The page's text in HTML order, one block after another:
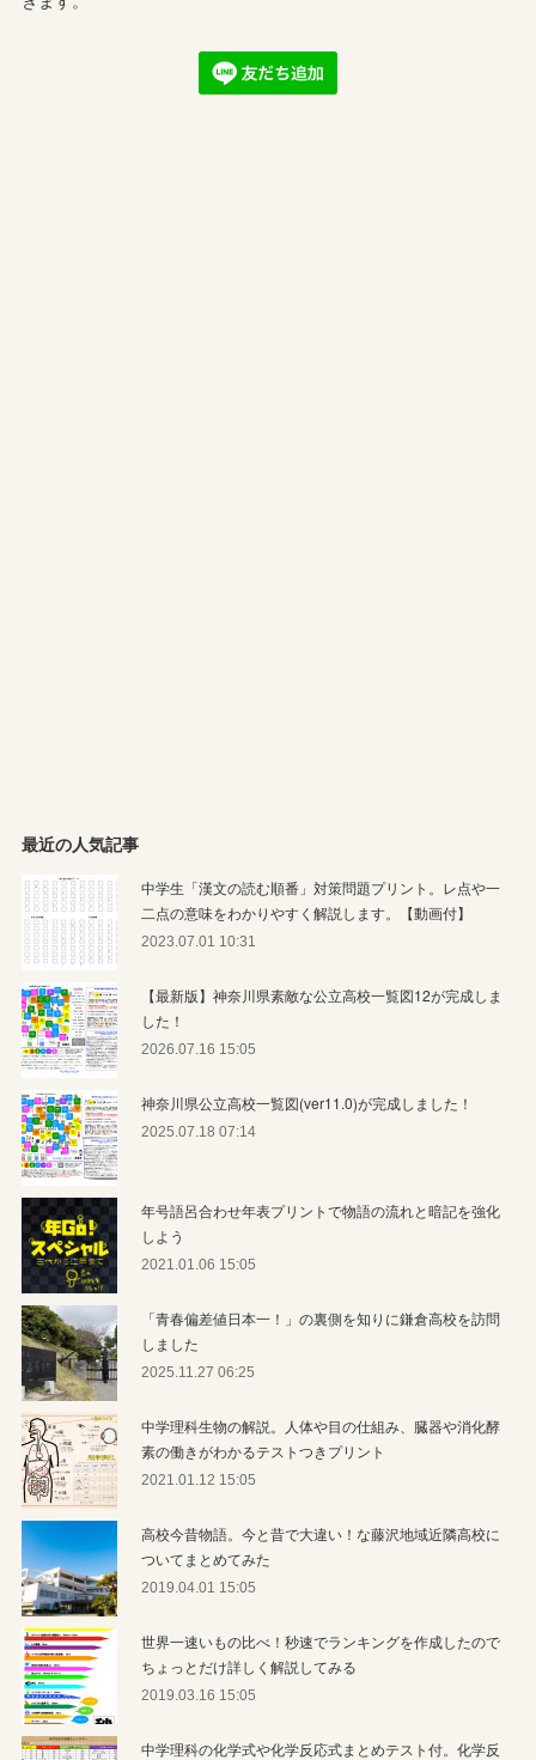
最近の人気記事
中学生「漢文の読む順番」対策問題プリント。レ点や一
二点の意味をわかりやすく解説します。【動画付】
2023.07.01 10:31
【最新版】神奈川県素敵な公立高校一覧図12が完成しま
した！
2026.07.16 15:05
神奈川県公立高校一覧図(ver11.0)が完成しました！
2025.07.18 07:14
年号語呂合わせ年表プリントで物語の流れと暗記を強化
しよう
2021.01.06 15:05
「青春偏差値日本一！」の裏側を知りに鎌倉高校を訪問
しました
2025.11.27 06:25
中学理科生物の解説。人体や目の仕組み、臓器や消化酵
素の働きがわかるテストつきプリント
2021.01.12 15:05
高校今昔物語。今と昔で大違い！な藤沢地域近隣高校に
ついてまとめてみた
2019.04.01 15:05
世界一速いもの比べ！秒速でランキングを作成したので
ちょっとだけ詳しく解説してみる
2019.03.16 15:05
中学理科の化学式や化学反応式まとめテスト付。化学反